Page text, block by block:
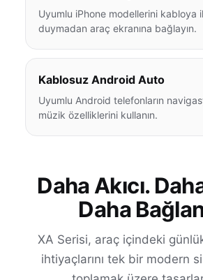
Uyumlu iPhone modellerini kabloya
duymadan araç ekranına bağlayın.
Kablosuz Android Auto
Uyumlu Android telefonların
müzik özelliklerini kullanın.
Daha Akıcı.
Daha
XA Serisi, araç içindeki
ihtiyaçlarını tek bir modern